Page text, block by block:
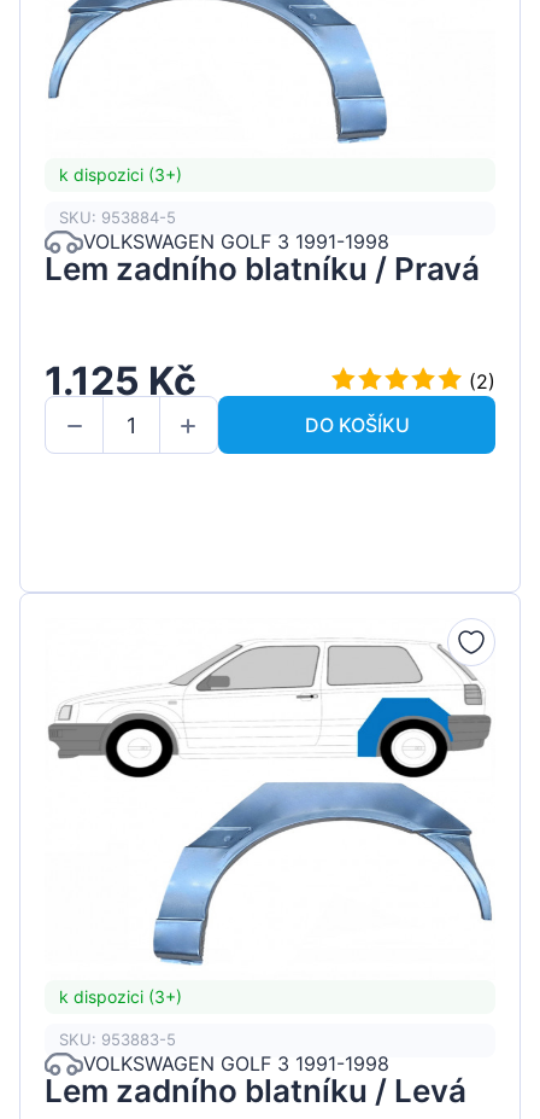
k dispozici (3+)
SKU: 953884-5
VOLKSWAGEN GOLF 3 1991-1998
Lem zadního blatníku / Pravá
1.125 Kč
(2)
DO KOŠÍKU
k dispozici (3+)
SKU: 953883-5
VOLKSWAGEN GOLF 3 1991-1998
Lem zadního blatníku / Levá